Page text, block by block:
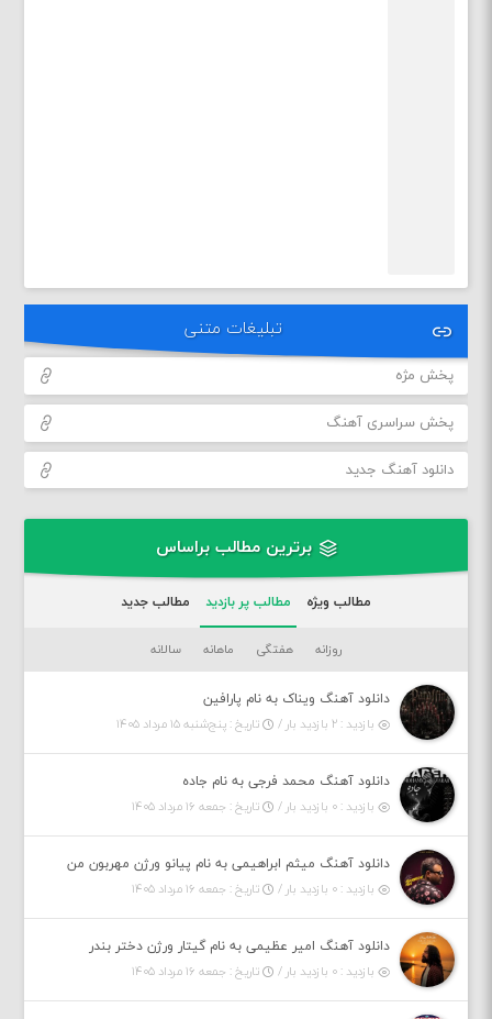
تبلیغات متنی
پخش مژه
پخش سراسری آهنگ
دانلود آهنگ جدید
برترین مطالب براساس
مطالب ویژه مطالب پر بازدید مطالب جدید
روزانه هفتگی ماهانه سالانه
دانلود آهنگ ویناک به نام پارافین
بازدید : ۲ بازدید بار /
تاریخ : پنج‌شنبه ۱۵ مرداد ۱۴۰۵
دانلود آهنگ محمد فرجی به نام جاده
بازدید : ۰ بازدید بار /
تاریخ : جمعه ۱۶ مرداد ۱۴۰۵
دانلود آهنگ میثم ابراهیمی به نام پیانو ورژن مهربون من
بازدید : ۰ بازدید بار /
تاریخ : جمعه ۱۶ مرداد ۱۴۰۵
دانلود آهنگ امیر عظیمی به نام گیتار ورژن دختر بندر
بازدید : ۰ بازدید بار /
تاریخ : جمعه ۱۶ مرداد ۱۴۰۵